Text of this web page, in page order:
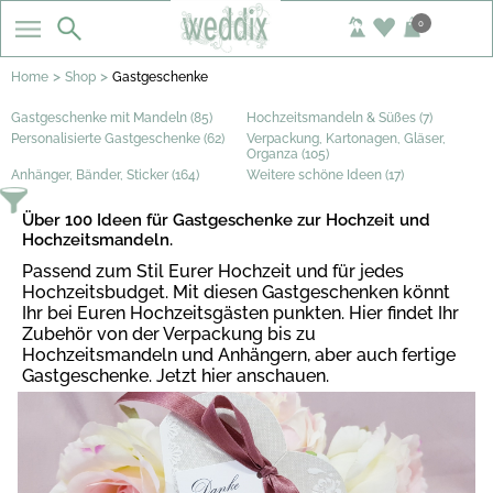
0
Home > Shop > Gastgeschenke
Gastgeschenke mit Mandeln (85)
Hochzeitsmandeln & Süßes (7)
Personalisierte Gastgeschenke (62)
Verpackung, Kartonagen, Gläser,
Organza (105)
Anhänger, Bänder, Sticker (164)
Weitere schöne Ideen (17)
Über 100 Ideen für Gastgeschenke zur Hochzeit und
Hochzeitsmandeln.
Passend zum Stil Eurer Hochzeit und für jedes
Hochzeitsbudget. Mit diesen Gastgeschenken könnt
Ihr bei Euren Hochzeitsgästen punkten. Hier findet Ihr
Zubehör von der Verpackung bis zu
Hochzeitsmandeln und Anhängern, aber auch fertige
Gastgeschenke. Jetzt hier anschauen.